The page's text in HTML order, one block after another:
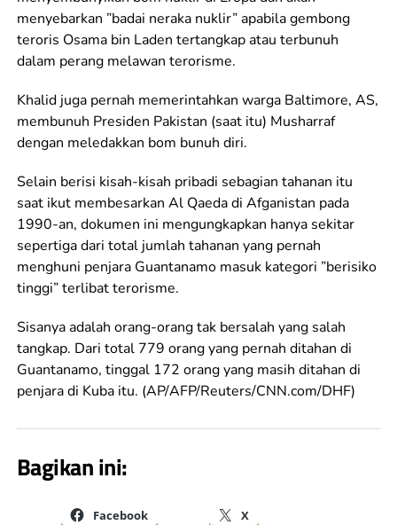
menyebarkan ”badai neraka nuklir” apabila gembong
teroris Osama bin Laden tertangkap atau terbunuh
dalam perang melawan terorisme.
Khalid juga pernah memerintahkan warga Baltimore, AS,
membunuh Presiden Pakistan (saat itu) Musharraf
dengan meledakkan bom bunuh diri.
Selain berisi kisah-kisah pribadi sebagian tahanan itu
saat ikut membesarkan Al Qaeda di Afganistan pada
1990-an, dokumen ini mengungkapkan hanya sekitar
sepertiga dari total jumlah tahanan yang pernah
menghuni penjara Guantanamo masuk kategori ”berisiko
tinggi” terlibat terorisme.
Sisanya adalah orang-orang tak bersalah yang salah
tangkap. Dari total 779 orang yang pernah ditahan di
Guantanamo, tinggal 172 orang yang masih ditahan di
penjara di Kuba itu. (AP/AFP/Reuters/CNN.com/DHF)
Bagikan ini:
Facebook X